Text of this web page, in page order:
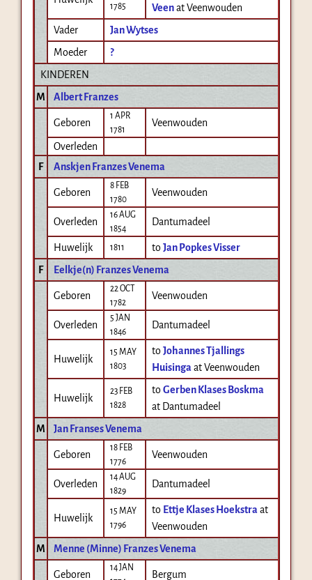
1785
Veen at Veenwouden
Vader
Jan Wytses
Moeder
?
KINDEREN
M
Albert Franzes
Geboren
1 APR
1781
Veenwouden
Overleden
F
Anskjen Franzes Venema
Geboren
8 FEB
1780
Veenwouden
Overleden
16 AUG
1854
Dantumadeel
Huwelijk 1811 toJan Popkes Visser
F
Eelkje(n) Franzes Venema
Geboren
22 OCT
1782
Veenwouden
Overleden
5 JAN
1846
Dantumadeel
Huwelijk
15 MAY
1803
toJohannes Tjallings
Huisinga at Veenwouden
Huwelijk
23 FEB
1828
toGerben Klases Boskma
at Dantumadeel
M
Jan Franses Venema
Geboren
18 FEB
1776
Veenwouden
Overleden
14 AUG
1829
Dantumadeel
Huwelijk
15 MAY
1796
to Ettje Klases Hoekstra at
Veenwouden
M
Menne (Minne) Franzes Venema
Geboren
14 JAN
Bergum